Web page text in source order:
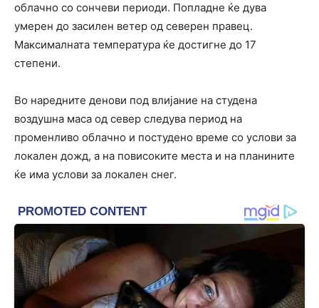
облачно со сончеви периоди. Попладне ќе дува
умерен до засилен ветер од северен правец.
Максималната температура ќе достигне до 17
степени.
Во наредните денови под влијание на студена
воздушна маса од север следува период на
променливо облачно и постудено време со услови за
локален дожд, а на повисоките места и на планините
ќе има услови за локален снег.